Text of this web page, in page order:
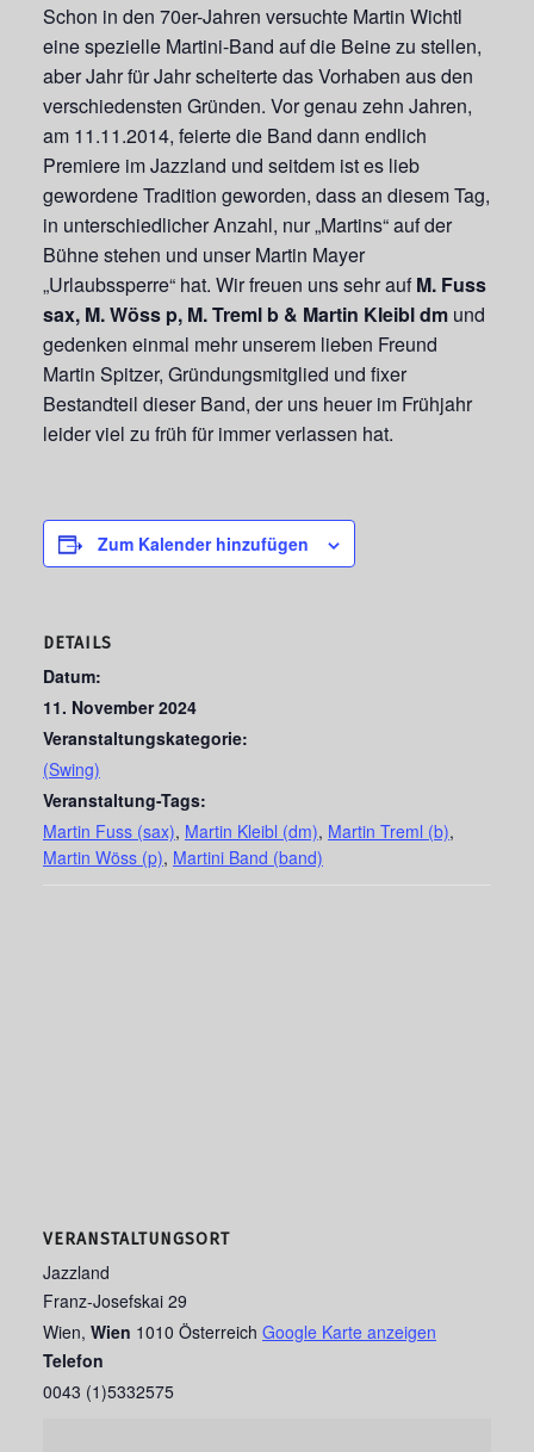
Schon in den 70er-Jahren versuchte Martin Wichtl
eine spezielle Martini-Band auf die Beine zu stellen,
aber Jahr für Jahr scheiterte das Vorhaben aus den
verschiedensten Gründen. Vor genau zehn Jahren,
am 11.11.2014, feierte die Band dann endlich
Premiere im Jazzland und seitdem ist es lieb
gewordene Tradition geworden, dass an diesem Tag,
in unterschiedlicher Anzahl, nur „Martins“ auf der
Bühne stehen und unser Martin Mayer
„Urlaubssperre“ hat. Wir freuen uns sehr aufM. Fuss
sax, M. Wöss p, M. Treml b & Martin Kleibl dm und
gedenken einmal mehr unserem lieben Freund
Martin Spitzer, Gründungsmitglied und fixer
Bestandteil dieser Band, der uns heuer im Frühjahr
leider viel zu früh für immer verlassen hat.
Zum Kalender hinzufügen
DETAILS
Datum:
11. November 2024
Veranstaltungskategorie:
(Swing)
Veranstaltung-Tags:
Martin Fuss (sax), Martin Kleibl (dm), Martin Treml (b),
Martin Wöss (p), Martini Band (band)
VERANSTALTUNGSORT
Jazzland
Franz-Josefskai 29
Wien, Wien 1010 Österreich Google Karte anzeigen
Telefon
0043 (1)5332575